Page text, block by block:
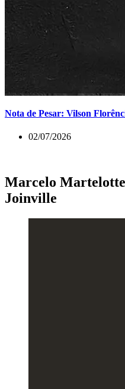
Nota de Pesar: Vilson
02/07/2026
Marcelo Martelotte
Joinville